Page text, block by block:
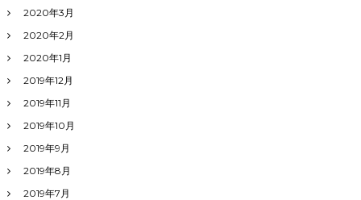
2020年3月
2020年2月
2020年1月
2019年12月
2019年11月
2019年10月
2019年9月
2019年8月
2019年7月